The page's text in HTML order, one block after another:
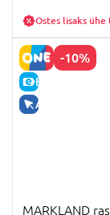
Ostes lisaks
-10%
E-HIND
AINULT VEEBIS
MARKLAND